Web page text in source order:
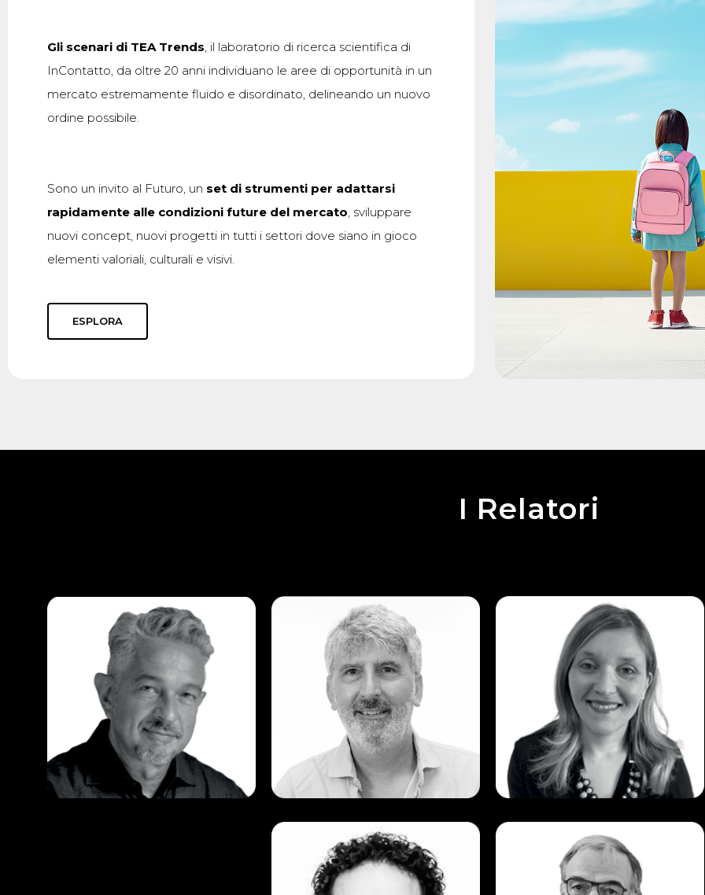
Gli scenari di TEA Trends, il laboratorio di ricerca scientifica di
InContatto, da oltre 20 anni individuano le aree di opportunità in un
mercato estremamente fluido e disordinato, delineando un nuovo
ordine possibile.
Sono un invito al Futuro, un set di strumenti per adattarsi
rapidamente alle condizioni future del mercato, sviluppare
nuovi concept, nuovi progetti in tutti i settori dove siano in gioco
elementi valoriali, culturali e visivi.
ESPLORA
I Relatori
Domenico
Fucigna
Partner TEA Trends, TEA
Research Director
Giuliano
Caggiano
Partner, Master Trainer e
Alessandra
Della Pelle
Partner, Master Trainer e
Coach